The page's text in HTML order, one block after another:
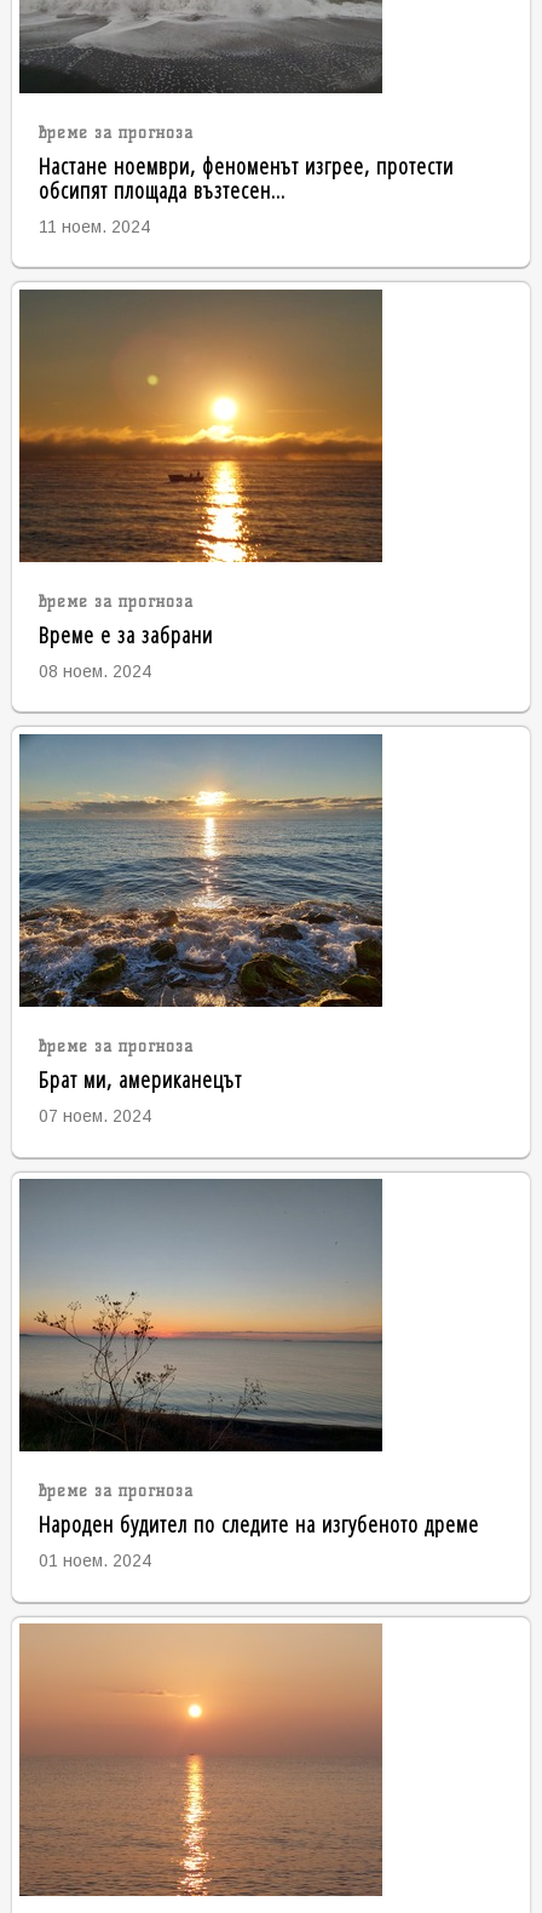
време за прогноза
Настане ноември, феноменът изгрее, протести
обсипят площада възтесен...
11 ноем. 2024
време за прогноза
Време е за забрани
08 ноем. 2024
време за прогноза
Брат ми, американецът
07 ноем. 2024
време за прогноза
Народен будител по следите на изгубеното дреме
01 ноем. 2024